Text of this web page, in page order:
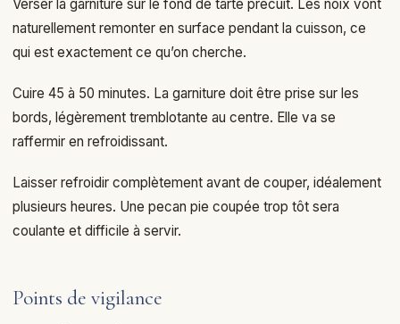
Verser la garniture sur le fond de tarte précuit. Les noix vont
naturellement remonter en surface pendant la cuisson, ce
qui est exactement ce qu’on cherche.
Cuire 45 à 50 minutes. La garniture doit être prise sur les
bords, légèrement tremblotante au centre. Elle va se
raffermir en refroidissant.
Laisser refroidir complètement avant de couper, idéalement
plusieurs heures. Une pecan pie coupée trop tôt sera
coulante et difficile à servir.
Points de vigilance